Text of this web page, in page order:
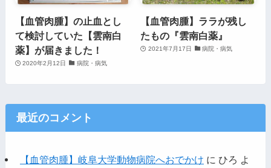
【血管肉腫】の止血とし
て検討していた【雲南白
薬】が届きました！
2020年2月12日 病院・病気
【血管肉腫】ララが残し
たもの『雲南白薬』
2021年7月17日 病院・病気
最近のコメント
【血管肉腫】岐阜大学動物病院へおでかけ に ひろ よ